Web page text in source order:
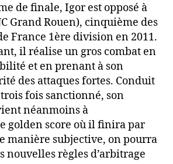
de finale, Igor est opposé à
Grand Rouen), cinquième des
France 1ère division en 2011.
il réalise un gros combat en
et en prenant à son
des attaques fortes. Conduit
fois sanctionné, son
néanmoins à
golden score où il finira par
manière subjective, on pourra
nouvelles règles d’arbitrage